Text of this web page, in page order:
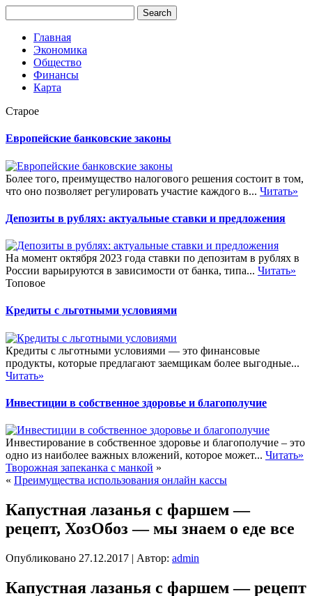
Главная
Экономика
Общество
Финансы
Карта
Старое
Европейские банковские законы
Более того, преимущество налогового решения состоит в том,
что оно позволяет регулировать участие каждого в... Читать»
Депозиты в рублях: актуальные ставки и предложения
На момент октября 2023 года ставки по депозитам в рублях в
России варьируются в зависимости от банка, типа... Читать»
Топовое
Кредиты с льготными условиями
Кредиты с льготными условиями — это финансовые
продукты, которые предлагают заемщикам более выгодные...
Читать»
Инвестиции в собственное здоровье и благополучие
Инвестирование в собственное здоровье и благополучие – это
одно из наиболее важных вложений, которое может... Читать»
Творожная запеканка с манкой »
« Преимущества использования онлайн кассы
Капустная лазанья с фаршем —
рецепт, ХозОбоз — мы знаем о еде все
Опубликовано 27.12.2017 | Автор: admin
Капустная лазанья с фаршем — рецепт